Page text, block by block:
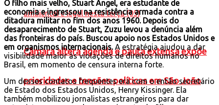
Câmara altera agenda e pauta extensa expõe
prioridades e tensões políticas em São João
O filho mais velho, Stuart Angel, era estudante de
economia e ingressou na resistência armada contra a
ditadura militar no fim dos anos 1960. Depois do
desaparecimento de Stuart, Zuzu levou a denúncia além
das fronteiras do país. Buscou apoio nos Estados Unidos e
em organismos internacionais.A estratégia ajudou a dar
visibilidade maior às violações de direitos humanos no
Brasil, em momento de censura interna forte.
Um desses contatos frequentes era com o então secretário
de Estado dos Estados Unidos, Henry Kissinger. Ela
também mobilizou jornalistas estrangeiros para dar